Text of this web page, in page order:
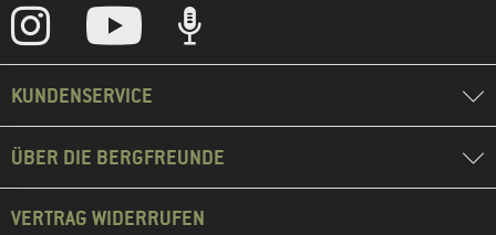
KUNDENSERVICE
ÜBER DIE BERGFREUNDE
VERTRAG WIDERRUFEN